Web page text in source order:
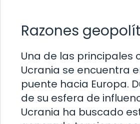
Razones
Una de las principales
Ucrania se encuentra
puente hacia Europa.
de su esfera de
Ucrania ha buscado